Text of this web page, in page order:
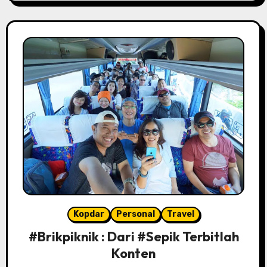
Kopdar Personal Travel
#Brikpiknik : Dari #Sepik Terbitlah
Konten